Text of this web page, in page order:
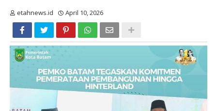
etahnews.id April 10, 2026